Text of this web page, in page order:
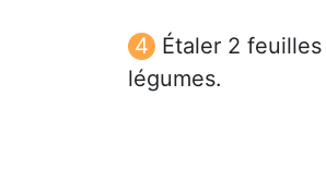
Étaler 2
légumes.